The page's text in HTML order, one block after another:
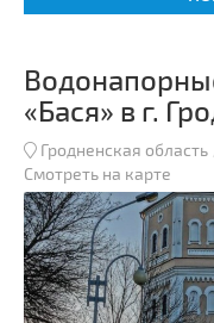
Музеи
Замки и дворцы
Военная история
Гражданская
«Бася» в г.
Гродненская область
Смотреть на карте